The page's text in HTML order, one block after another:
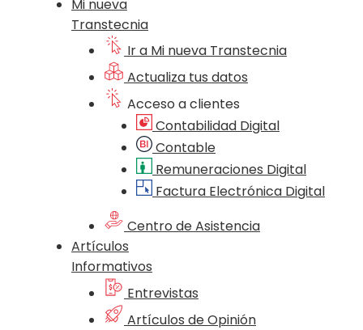
Mi nueva
Transtecnia
Ir a Mi nueva Transtecnia
Actualiza tus datos
Acceso a clientes
Contabilidad Digital
Contable
Remuneraciones Digital
Factura Electrónica Digital
Centro de Asistencia
Artículos
Informativos
Entrevistas
Artículos de Opinión